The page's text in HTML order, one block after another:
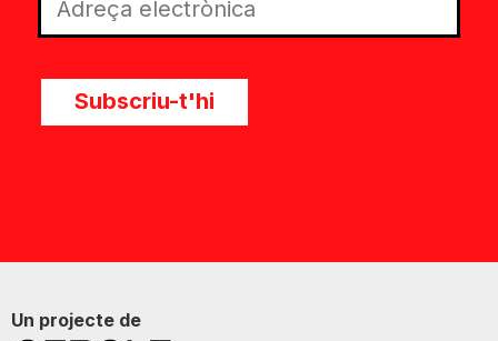
Subscriu-t'hi
Un projecte de